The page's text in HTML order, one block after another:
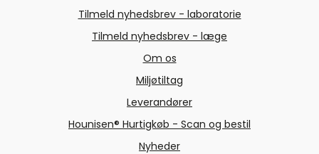
Tilmeld nyhedsbrev - laboratorie
Tilmeld nyhedsbrev - læge
Om os
Miljøtiltag
Leverandører
Hounisen® Hurtigkøb - Scan og bestil
Nyheder